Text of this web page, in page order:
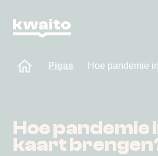
Pigas Hoe pandemie
Hoe pandemie
kaart